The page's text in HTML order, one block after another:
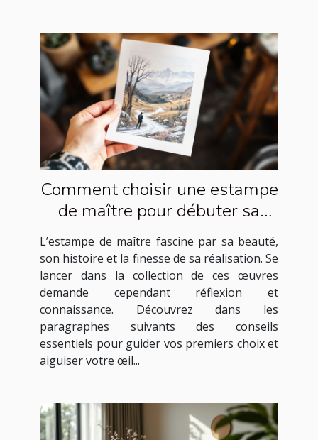
Comment choisir une estampe
de maître pour débuter sa
collection ?
L’estampe de maître fascine par sa beauté,
son histoire et la finesse de sa réalisation. Se
lancer dans la collection de ces œuvres
demande cependant réflexion et
connaissance. Découvrez dans les
paragraphes suivants des conseils
essentiels pour guider vos premiers choix et
aiguiser votre œil...